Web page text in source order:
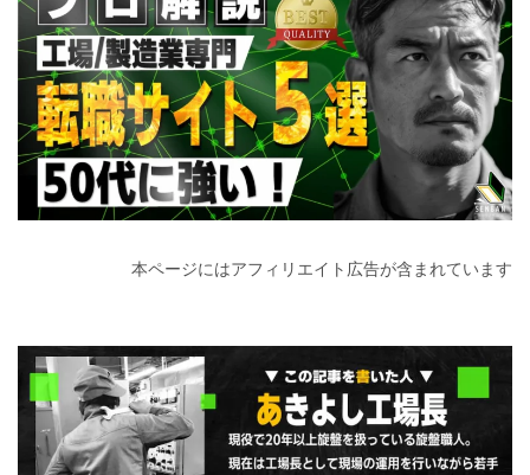
本ページにはアフィリエイト広告が含まれています